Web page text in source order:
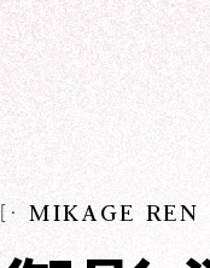
MIKAGE REN